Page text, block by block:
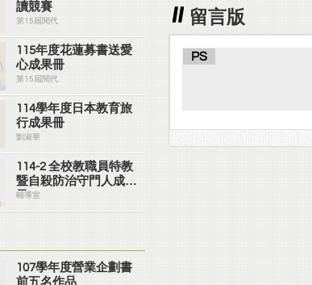
留言版
PS
讀競賽
第15屆閱代
115年度花蓮募書送愛
心成果冊
第15屆閱代
114學年度日本教育旅
行成果冊
劉淑華
114-2 全校教職員特教
暨自殺防治守門人成果
冊
輔導室
107學年度營業企劃書
前五名作品